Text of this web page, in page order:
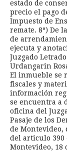
estado de
precio el pago
Impuesto de
remate. 8º) De
de
ejecuta y
Juzgado
Urdangarin
El inmueble se
fiscales y
información
se encuentra a
oficina del
Pasaje de los
de
del articulo 390
Montevideo, 18